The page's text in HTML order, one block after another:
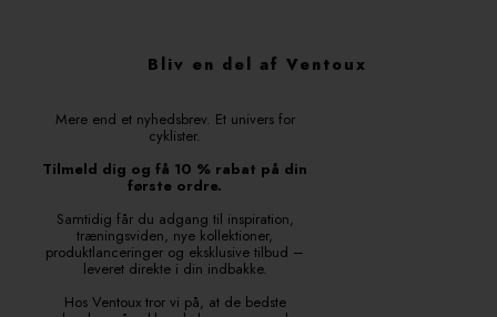
Bliv en del af Ventoux
Mere end et nyhedsbrev. Et univers for
cyklister.
Tilmeld dig og få 10 % rabat på din
første ordre.
Samtidig får du adgang til inspiration,
træningsviden, nye kollektioner,
produktlanceringer og eksklusive tilbud –
leveret direkte i din indbakke.
Hos Ventoux tror vi på, at de bedste